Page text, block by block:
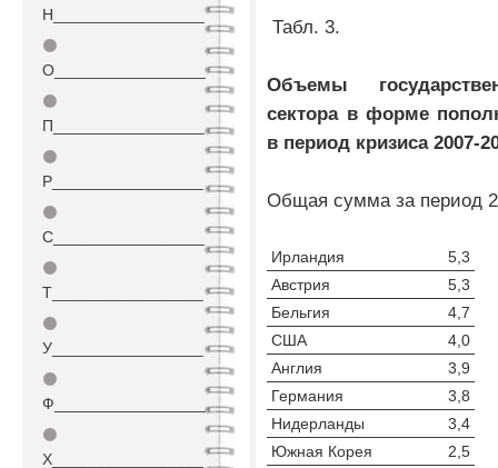
Н_________________
⚫
О_________________
⚫
П_________________
⚫
Р_________________
⚫
С_________________
⚫
Т_________________
⚫
У_________________
⚫
Ф_________________
⚫
Х_________________
Табл. 3.
Объемы
сектора в форме
в период кризиса 2007-
Общая сумма за период
Ирландия
5,3
Австрия
5,3
Бельгия
4,7
США
4,0
Англия
3,9
Германия
3,8
Нидерланды
3,4
Южная Корея
2,5